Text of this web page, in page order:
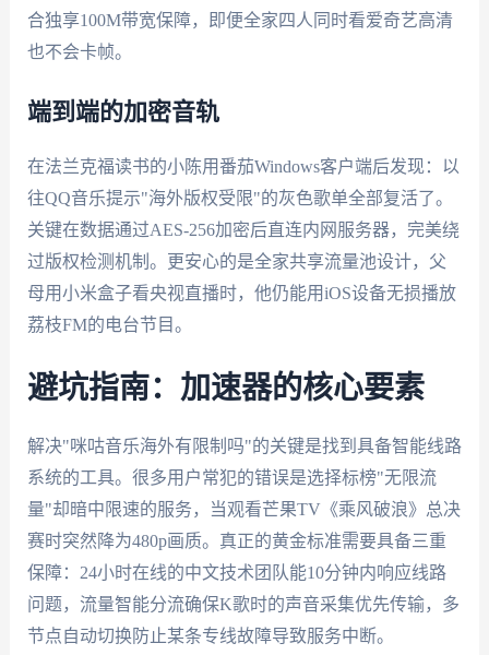
合独享100M带宽保障，即便全家四人同时看爱奇艺高清
也不会卡帧。
端到端的加密音轨
在法兰克福读书的小陈用番茄Windows客户端后发现：以
往QQ音乐提示"海外版权受限"的灰色歌单全部复活了。
关键在数据通过AES-256加密后直连内网服务器，完美绕
过版权检测机制。更安心的是全家共享流量池设计，父
母用小米盒子看央视直播时，他仍能用iOS设备无损播放
荔枝FM的电台节目。
避坑指南：加速器的核心要素
解决"咪咕音乐海外有限制吗"的关键是找到具备智能线路
系统的工具。很多用户常犯的错误是选择标榜"无限流
量"却暗中限速的服务，当观看芒果TV《乘风破浪》总决
赛时突然降为480p画质。真正的黄金标准需要具备三重
保障：24小时在线的中文技术团队能10分钟内响应线路
问题，流量智能分流确保K歌时的声音采集优先传输，多
节点自动切换防止某条专线故障导致服务中断。